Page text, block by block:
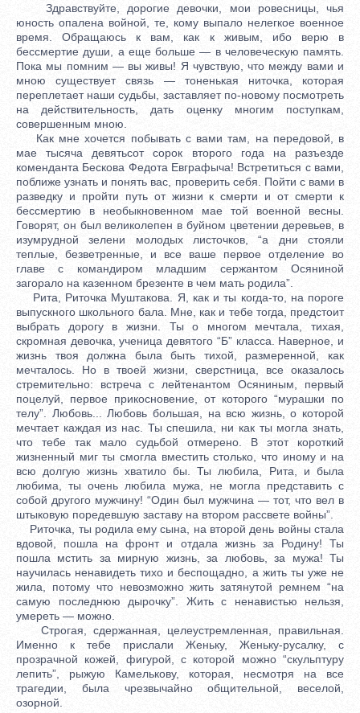
Здравствуйте, дорогие девочки, мои ровесницы, чья
юность опалена войной, те, кому выпало нелегкое военное
время. Обращаюсь к вам, как к живым, ибо верю в
бессмертие души, а еще больше — в человеческую память.
Пока мы помним — вы живы! Я чувствую, что между вами и
мною существует связь — тоненькая ниточка, которая
переплетает наши судьбы, заставляет по-новому посмотреть
на действительность, дать оценку многим поступкам,
совершенным мною.
Как мне хочется побывать с вами там, на передовой, в
мае тысяча девятьсот сорок второго года на разъезде
коменданта Бескова Федота Евграфыча! Встретиться с вами,
поближе узнать и понять вас, проверить себя. Пойти с вами в
разведку и пройти путь от жизни к смерти и от смерти к
бессмертию в необыкновенном мае той военной весны.
Говорят, он был великолепен в буйном цветении деревьев, в
изумрудной зелени молодых листочков, “а дни стояли
теплые, безветренные, и все ваше первое отделение во
главе с командиром младшим сержантом Осяниной
загорало на казенном брезенте в чем мать родила”.
Рита, Риточка Муштакова. Я, как и ты когда-то, на пороге
выпускного школьного бала. Мне, как и тебе тогда, предстоит
выбрать дорогу в жизни. Ты о многом мечтала, тихая,
скромная девочка, ученица девятого “Б” класса. Наверное, и
жизнь твоя должна была быть тихой, размеренной, как
мечталось. Но в твоей жизни, сверстница, все оказалось
стремительно: встреча с лейтенантом Осяниным, первый
поцелуй, первое прикосновение, от которого “мурашки по
телу”. Любовь... Любовь большая, на всю жизнь, о которой
мечтает каждая из нас. Ты спешила, ни как ты могла знать,
что тебе так мало судьбой отмерено. В этот короткий
жизненный миг ты смогла вместить столько, что иному и на
всю долгую жизнь хватило бы. Ты любила, Рита, и была
любима, ты очень любила мужа, не могла представить с
собой другого мужчину! “Один был мужчина — тот, что вел в
штыковую поредевшую заставу на втором рассвете войны”.
Риточка, ты родила ему сына, на второй день войны стала
вдовой, пошла на фронт и отдала жизнь за Родину! Ты
пошла мстить за мирную жизнь, за любовь, за мужа! Ты
научилась ненавидеть тихо и беспощадно, а жить ты уже не
жила, потому что невозможно жить затянутой ремнем “на
самую последнюю дырочку”. Жить с ненавистью нельзя,
умереть — можно.
Строгая, сдержанная, целеустремленная, правильная.
Именно к тебе прислали Женьку, Женьку-русалку, с
прозрачной кожей, фигурой, с которой можно “скульптуру
лепить”, рыжую Камелькову, которая, несмотря на все
трагедии, была чрезвычайно общительной, веселой,
озорной.